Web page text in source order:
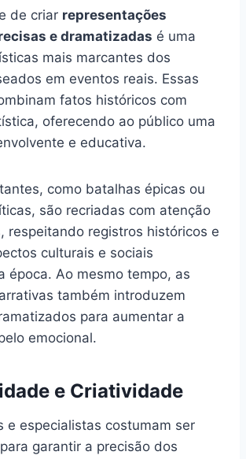
de criar representações
e dramatizadas é uma
mais marcantes dos
em eventos reais. Essas
fatos históricos com
oferecendo ao público uma
e educativa.
como batalhas épicas ou
são recriadas com atenção
respeitando registros históricos e
culturais e sociais
época. Ao mesmo tempo, as
também introduzem
para aumentar a
emocional.
e Criatividade
e especialistas costumam ser
garantir a precisão dos